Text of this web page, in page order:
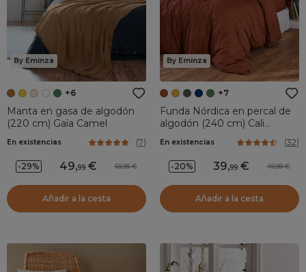
By Eminza
+6
Manta en gasa de algodón
(220 cm) Gaïa Camel
En existencias (7)
-29% 49,99 69,99
Añadir a la cesta
By Eminza
+7
Funda Nórdica en percal de
algodón (240 cm) Cali
En existencias (32)
-20% 39,99 49,99
Añadir a la cesta